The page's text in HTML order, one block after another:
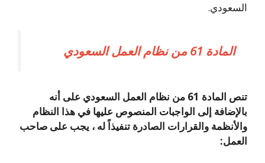
السعودي.
المادة 61 من نظام العمل السعودي
تنص المادة 61 من نظام العمل السعودي على أنه
بالإضافة إلى الواجبات المنصوص عليها في هذا النظام
والأنظمة والقرارات الصادرة تنفيذاً له ، يجب على صاحب
العمل: